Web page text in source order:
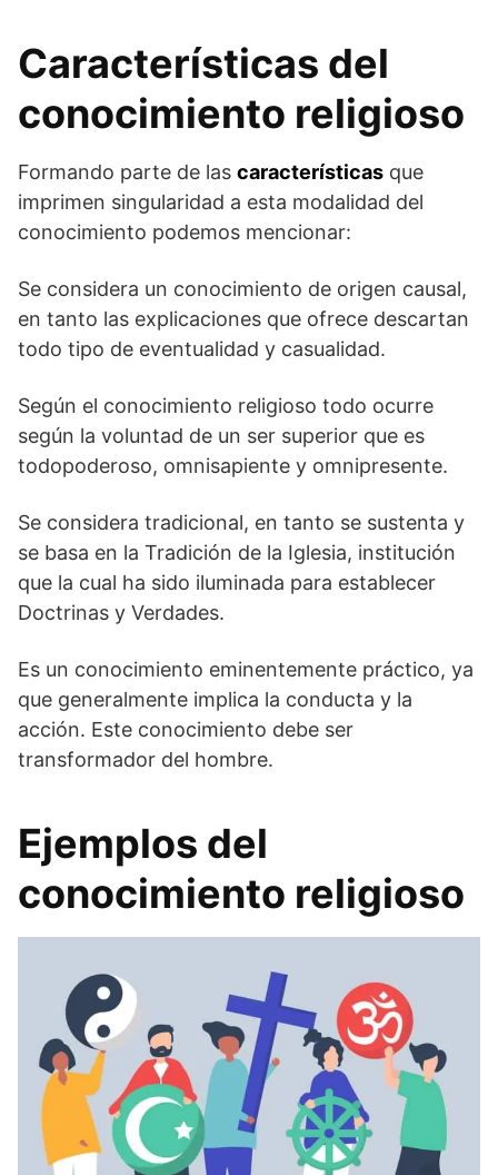
Características del
conocimiento religioso
Formando parte de las características que
imprimen singularidad a esta modalidad del
conocimiento podemos mencionar:
Se considera un conocimiento de origen causal,
en tanto las explicaciones que ofrece descartan
todo tipo de eventualidad y casualidad.
Según el conocimiento religioso todo ocurre
según la voluntad de un ser superior que es
todopoderoso, omnisapiente y omnipresente.
Se considera tradicional, en tanto se sustenta y
se basa en la Tradición de la Iglesia, institución
que la cual ha sido iluminada para establecer
Doctrinas y Verdades.
Es un conocimiento eminentemente práctico, ya
que generalmente implica la conducta y la
acción. Este conocimiento debe ser
transformador del hombre.
Ejemplos del
conocimiento religioso